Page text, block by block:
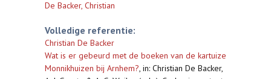
De Backer, Christian
Volledige referentie:
Christian De Backer
Wat is er gebeurd met de boeken van de kartuize
Monnikhuizen bij Arnhem?, in: Christian De Backer,